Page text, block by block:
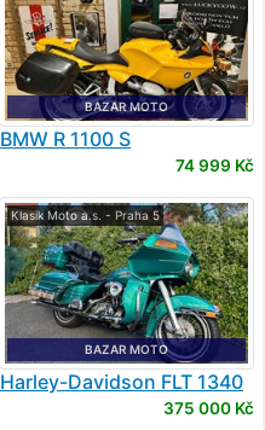
BAZAR MOTO
BMW R 1100 S
74 999 Kč
Klasik Moto a.s. - Praha 5
BAZAR MOTO
Harley-Davidson FLT 1340
375 000 Kč